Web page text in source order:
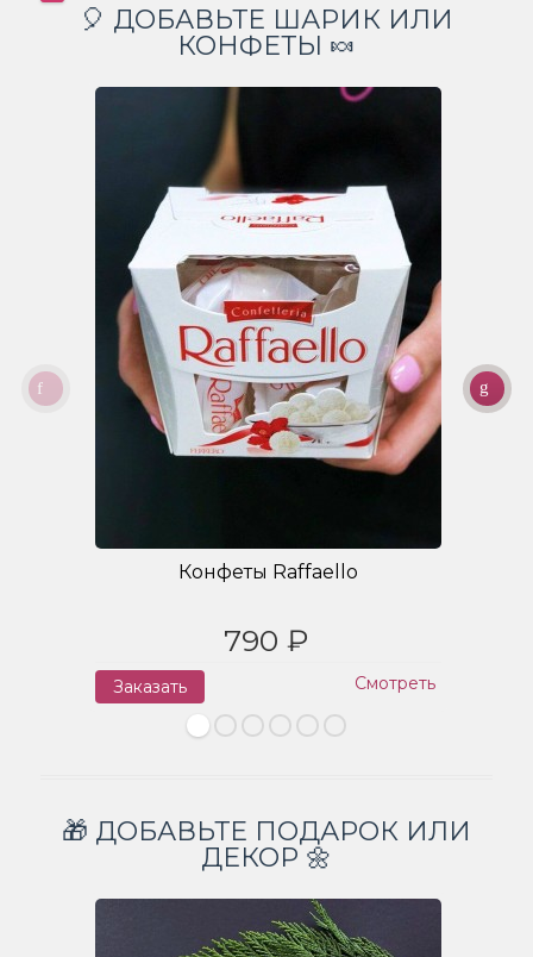
🎈 ДОБАВЬТЕ ШАРИК ИЛИ
КОНФЕТЫ 🍬
Конфеты Raffaello
790 ₽
Заказать Смотреть
🎁 ДОБАВЬТЕ ПОДАРОК ИЛИ
ДЕКОР 🌼